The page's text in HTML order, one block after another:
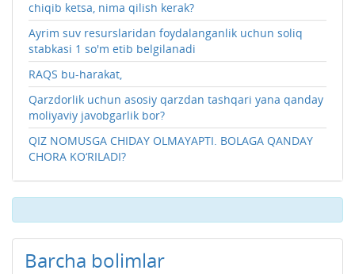
chiqib ketsa, nima qilish kerak?
Ayrim suv resurslaridan foydalanganlik uchun soliq
stabkasi 1 so'm etib belgilanadi
RAQS bu-harakat,
Qarzdorlik uchun asosiy qarzdan tashqari yana qanday
moliyaviy javobgarlik bor?
QIZ NOMUSGA CHIDAY OLMAYAPTI. BOLAGA QANDAY
CHORA KO‘RILADI?
Barcha bolimlar